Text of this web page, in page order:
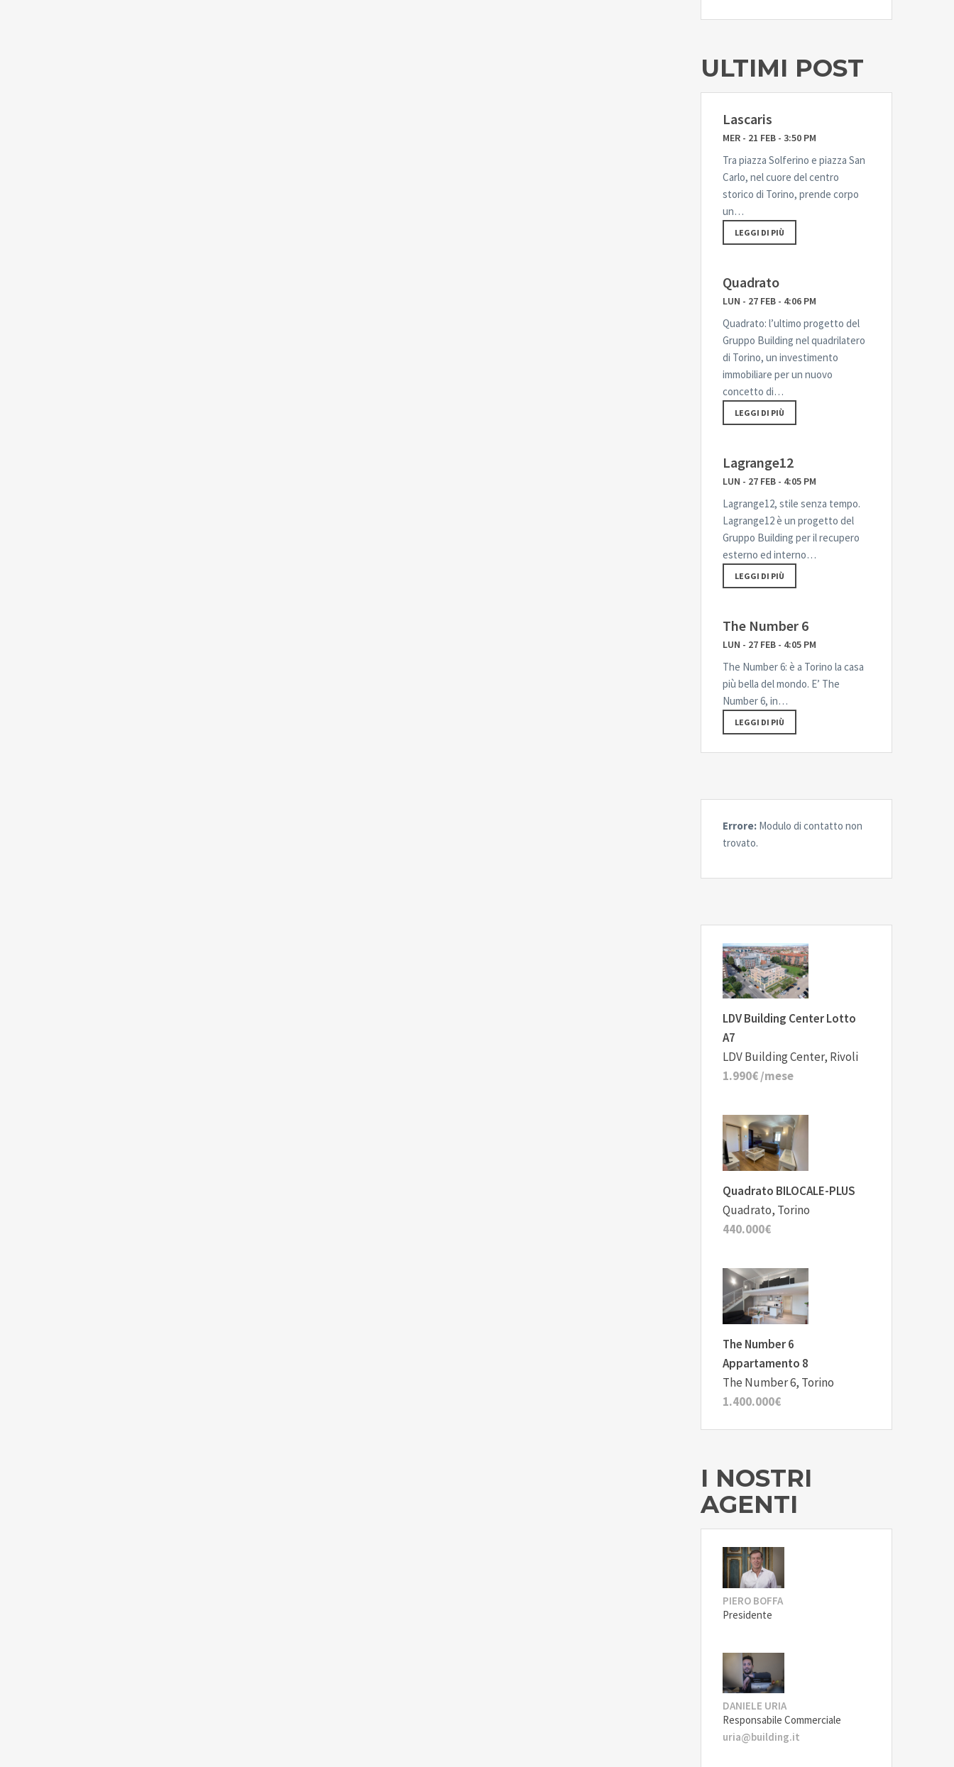
ULTIMI POST
Lascaris
MER - 21 FEB - 3:50 PM
Tra piazza Solferino e piazza San
Carlo, nel cuore del centro
storico di Torino, prende corpo
un…
LEGGI DI PIÙ
Quadrato
LUN - 27 FEB - 4:06 PM
Quadrato: l’ultimo progetto del
Gruppo Building nel quadrilatero
di Torino, un investimento
immobiliare per un nuovo
concetto di…
LEGGI DI PIÙ
Lagrange12
LUN - 27 FEB - 4:05 PM
Lagrange12, stile senza tempo.
Lagrange12 è un progetto del
Gruppo Building per il recupero
esterno ed interno…
LEGGI DI PIÙ
The Number 6
LUN - 27 FEB - 4:05 PM
The Number 6: è a Torino la casa
più bella del mondo. E’ The
Number 6, in…
LEGGI DI PIÙ
Errore: Modulo di contatto non
trovato.
LDV Building Center Lotto
A7
LDV Building Center, Rivoli
1.990€/mese
Quadrato BILOCALE-PLUS
Quadrato, Torino
440.000€
The Number 6
Appartamento 8
The Number 6, Torino
1.400.000€
I NOSTRI
AGENTI
PIERO BOFFA
Presidente
DANIELE URIA
Responsabile Commerciale
uria@building.it